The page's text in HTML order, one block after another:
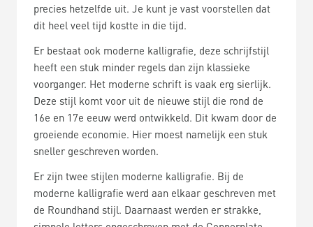
precies hetzelfde uit. Je kunt je vast voorstellen dat
dit heel veel tijd kostte in die tijd.
Er bestaat ook moderne kalligrafie, deze schrijfstijl
heeft een stuk minder regels dan zijn klassieke
voorganger. Het moderne schrift is vaak erg sierlijk.
Deze stijl komt voor uit de nieuwe stijl die rond de
16e en 17e eeuw werd ontwikkeld. Dit kwam door de
groeiende economie. Hier moest namelijk een stuk
sneller geschreven worden.
Er zijn twee stijlen moderne kalligrafie. Bij de
moderne kalligrafie werd aan elkaar geschreven met
de Roundhand stijl. Daarnaast werden er strakke,